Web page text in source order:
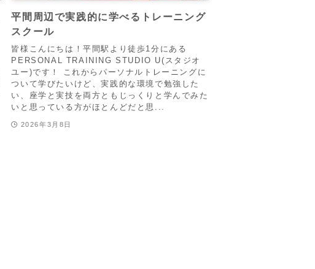
平間周辺で実践的に学べるトレーニング
スクール
皆様こんにちは！平間駅より徒歩1分にある
PERSONAL TRAINING STUDIO U(スタジオ
ユー)です！ これからパーソナルトレーニングに
ついて学びたいけど、実践的な環境で勉強した
い、座学と実技を両方ともじっくりと学んでみた
いと思っている方がほとんどだと思...
2026年3月8日